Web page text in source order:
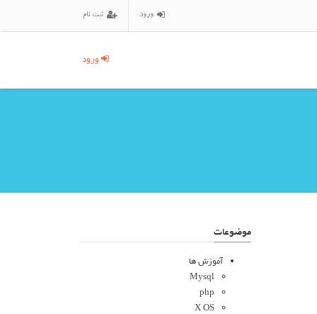
ورود ثبت نام
ورود
موضوعات
آموزش ها
Mysql
php
X OS